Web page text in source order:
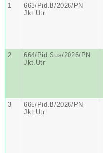
1
663/Pid.B/2026/PN
Jkt.Utr
2
664/Pid.Sus/2026/PN
Jkt.Utr
3
665/Pid.B/2026/PN
Jkt.Utr